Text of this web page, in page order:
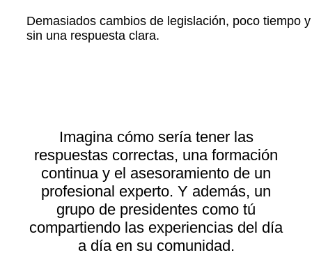
Demasiados cambios de legislación, poco tiempo
sin una respuesta clara.
Imagina cómo sería tener las
respuestas correctas, una formación
continua y el asesoramiento de un
profesional experto. Y además, un
grupo de presidentes como tú
compartiendo las experiencias del día
a día en su comunidad.